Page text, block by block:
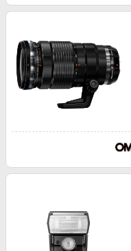
金融・マネー・保険
ビジネス・その他サービス
Samsung ボーナスキャン
週末の高還元 夏の長期版